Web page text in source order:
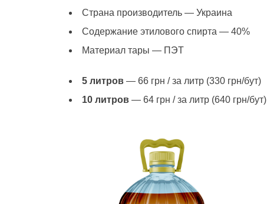
Страна производитель — Украина
Содержание этилового спирта — 40%
Материал тары — ПЭТ
5 литров — 66 грн / за литр (330 грн/бут)
10 литров — 64 грн / за литр (640 грн/бут)